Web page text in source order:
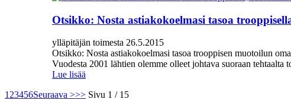
Otsikko: Nosta astiakokoelmasi tasoa
ylläpitäjän toimesta 26.5.2015
Otsikko: Nosta astiakokoelmasi tasoa trooppisen muotoilun
Vuodesta 2001 lähtien olemme olleet johtava suoraan
Lue lisää
1 23456Seuraava >>> Sivu 1 / 15